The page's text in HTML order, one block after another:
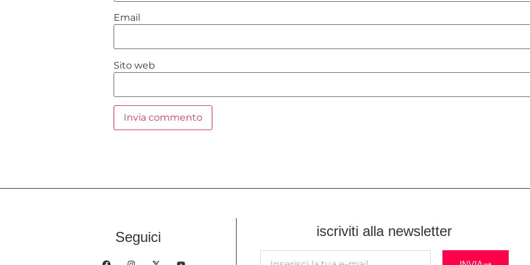
Email
Sito web
Seguici iscriviti alla newsletter